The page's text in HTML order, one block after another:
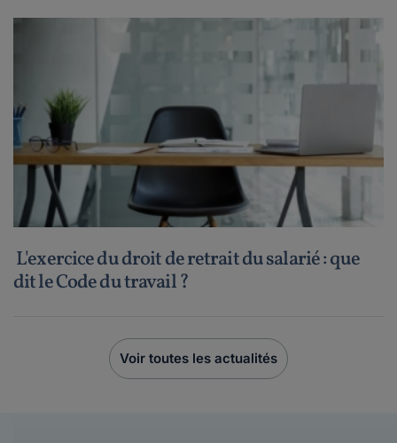
L'exercice du droit de retrait du salarié : que
dit le Code du travail ?
Voir toutes les actualités